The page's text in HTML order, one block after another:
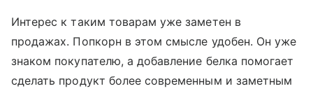
Интерес к таким товарам уже заметен в
продажах. Попкорн в этом смысле удобен. Он уже
знаком покупателю, а добавление белка помогает
сделать продукт более современным и заметным